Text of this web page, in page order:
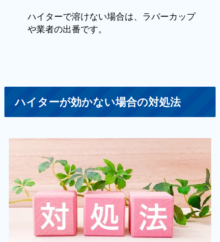
ハイターで溶けない場合は、ラバーカップ
や業者の出番です。
ハイターが効かない場合の対処法